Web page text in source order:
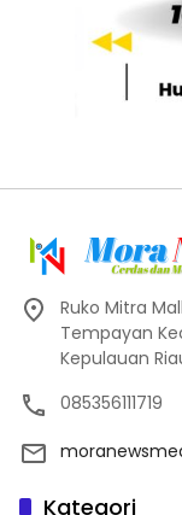
Ruko Mitra
Tempayan
Kepulauan
085356111719
Kategori